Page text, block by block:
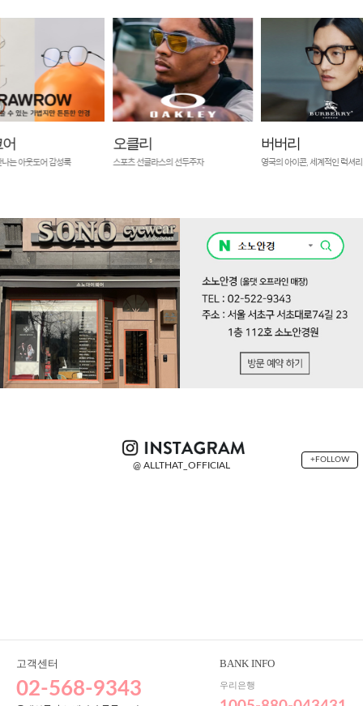
나는 아웃도어 감성룩
오클리
스포츠 선글라스의 선두주자
버버리
영국의 아이콘, 세계적인 럭셔
@ ALLTHAT_OFFICIAL
+FOLLOW
고객센터
02-568-9343
BANK INFO
우리은행